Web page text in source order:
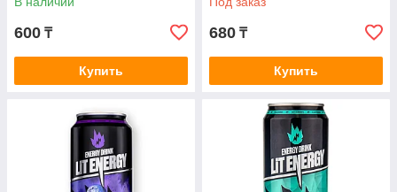
600 ₸
Купить
680 ₸
Купить